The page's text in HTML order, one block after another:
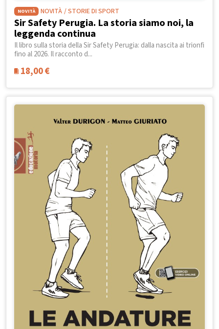
NOVITÀ NOVITÀ / STORIE DI SPORT
Sir Safety Perugia. La storia siamo noi, la
leggenda continua
Il libro sulla storia della Sir Safety Perugia: dalla nascita ai trionfi
fino al 2026. Il racconto d...
18,00€